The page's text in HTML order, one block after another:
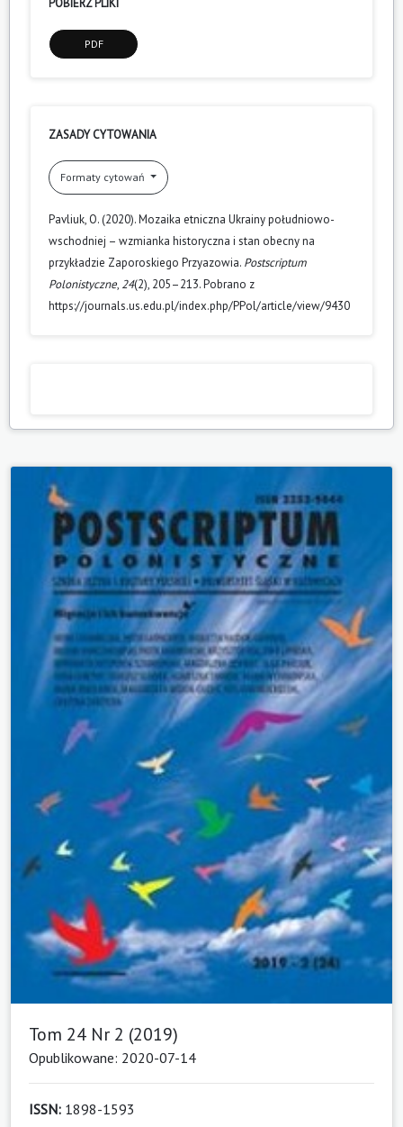
POBIERZ PLIKI
PDF
ZASADY CYTOWANIA
Formaty cytowań
Pavliuk, O. (2020). Mozaika etniczna Ukrainy południowo-
wschodniej – wzmianka historyczna i stan obecny na
przykładzie Zaporoskiego Przyazowia. Postscriptum
Polonistyczne, 24(2), 205–213. Pobrano z
https://journals.us.edu.pl/index.php/PPol/article/view/9430
Tom 24 Nr 2 (2019)
Opublikowane: 2020-07-14
ISSN: 1898-1593